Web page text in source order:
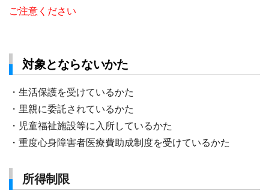
ご注意ください
対象とならないかた
・生活保護を受けているかた
・里親に委託されているかた
・児童福祉施設等に入所しているかた
・重度心身障害者医療費助成制度を受けているかた
所得制限